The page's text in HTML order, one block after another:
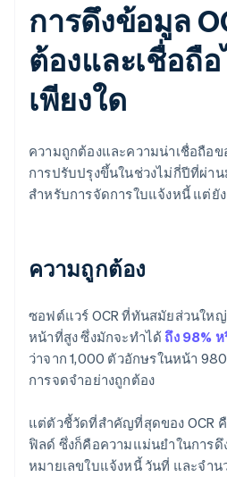
การดึงข้อมูล
ต้องและเชื่อถื
เพียงใด
ความถูกต้องและความน่าเชื่อถือข
การปรับปรุงขึ้นในช่วงไม่กี่ปีที่ผ่าน
สําหรับการจัดการใบแจ้งหนี้ แต่ยั
ความถูกต้อง
ซอฟต์แวร์ OCR ที่ทันสมัยส่วนให
หน้าที่สูง ซึ่งมักจะทำได้ถึง 98%
ว่าจาก 1,000 ตัวอักษรในหน้า
การจดจําอย่างถูกต้อง
แต่ตัวชี้วัดที่สําคัญที่สุดของ OCR
ฟิลด์ ซึ่งก็คือความแม่นยําในการดึ
หมายเลขใบแจ้งหนี้ วันที่ และจําน